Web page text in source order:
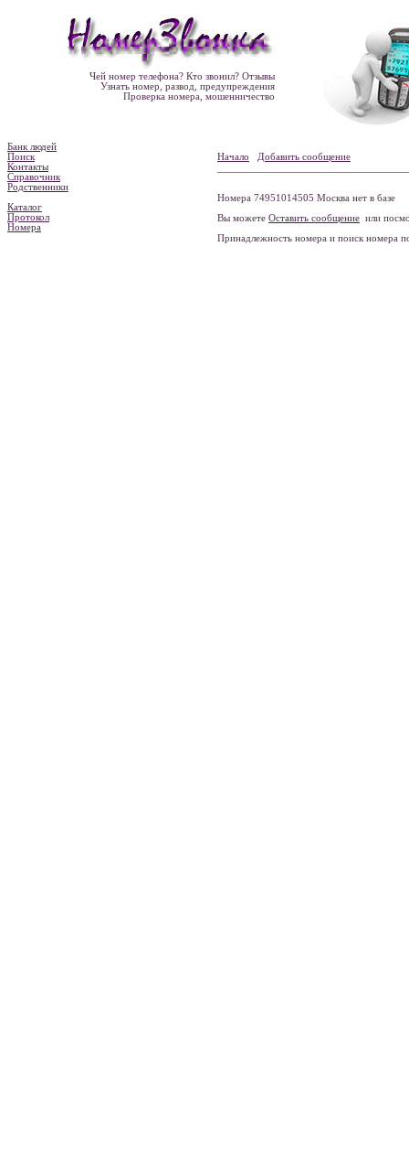
Чей номер телефона? Кто звонил? Отзывы
Узнать номер, развод, предупреждения
Проверка номера, мошенничество
Банк людей
Поиск
Контакты
Справочник
Родственники
Каталог
Протокол
Номера
Начало Добавить сообщение
Номера 74951014505 Москва нет в базе
Вы можете Оставить сообщение или
Принадлежность номера и поиск номера